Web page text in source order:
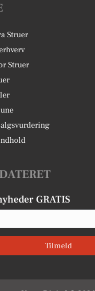
Struer
Struer
GRATIS
Tilmeld